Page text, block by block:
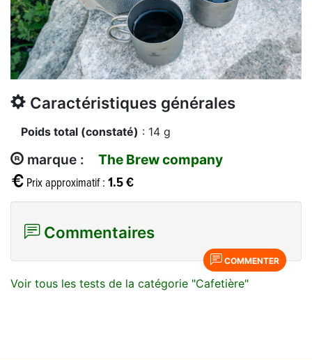
Caractéristiques générales
Poids total (constaté) : 14 g
marque : The Brew company
Prix approximatif : 1.5 €
Commentaires
COMMENTER
Voir tous les tests de la catégorie "Cafetière"